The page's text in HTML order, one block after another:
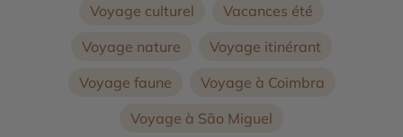
Voyage culturel
Vacances été
Voyage nature
Voyage itinérant
Voyage faune
Voyage à Coimbra
Voyage à São Miguel